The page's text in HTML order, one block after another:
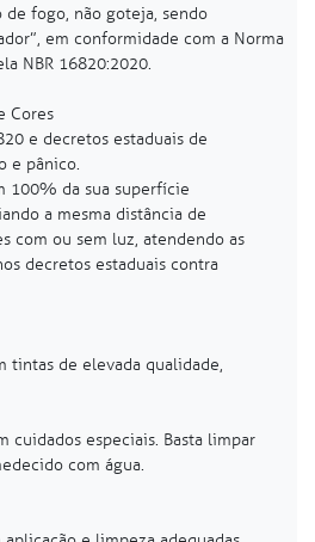
de fogo, não goteja, sendo
em conformidade com a Norma
NBR 16820:2020.
Cores
e decretos estaduais de
e pânico.
100% da sua superfície
a mesma distância de
com ou sem luz, atendendo as
decretos estaduais contra
tintas de elevada qualidade,
cuidados especiais. Basta limpar
com água.